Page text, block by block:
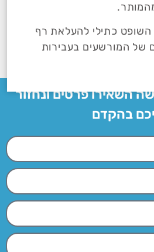
כתילי להעלאת רף
של המורשעים בעבירות
השאירו פרטים ונחזור
בהקדם